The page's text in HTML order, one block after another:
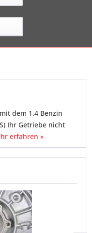
dem 1.4 Benzin
Ihr Getriebe nicht
erfahren »